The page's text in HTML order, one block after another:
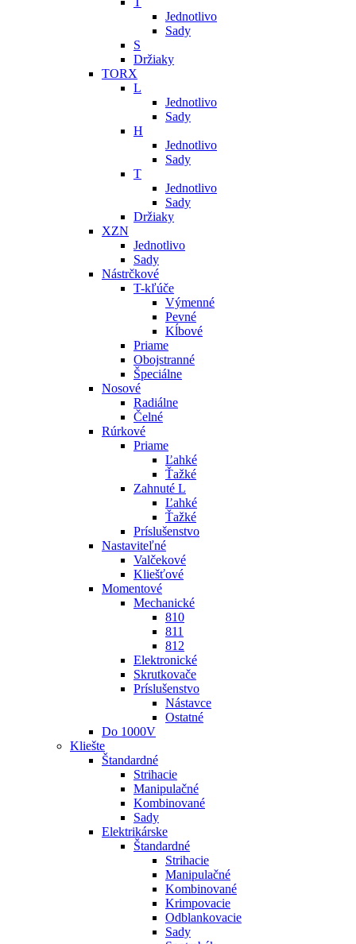
Jednotlivo
Sady
S
Držiaky
TORX
L
Jednotlivo
Sady
H
Jednotlivo
Sady
T
Jednotlivo
Sady
Držiaky
XZN
Jednotlivo
Sady
Nástrčkové
T-kľúče
Výmenné
Pevné
Kĺbové
Priame
Obojstranné
Špeciálne
Nosové
Radiálne
Čelné
Rúrkové
Priame
Ľahké
Ťažké
Zahnuté L
Ľahké
Ťažké
Príslušenstvo
Nastaviteľné
Valčekové
Kliešťové
Momentové
Mechanické
810
811
812
Elektronické
Skrutkovače
Príslušenstvo
Nástavce
Ostatné
Do 1000V
Kliešte
Štandardné
Strihacie
Manipulačné
Kombinované
Sady
Elektrikárske
Štandardné
Strihacie
Manipulačné
Kombinované
Krimpovacie
Odblankovacie
Sady